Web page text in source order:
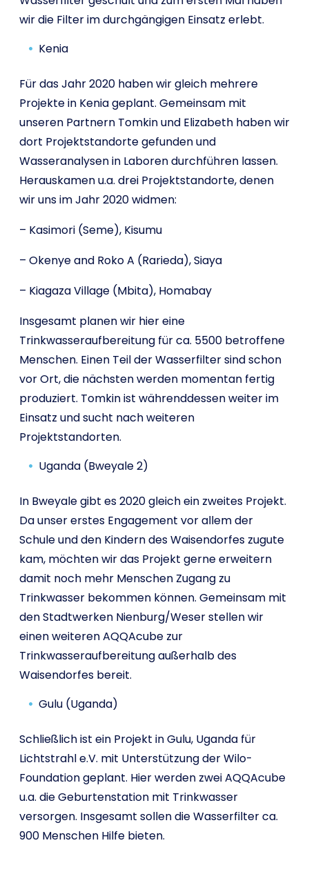
wir die Filter im durchgängigen Einsatz erlebt.
Kenia
Für das Jahr 2020 haben wir gleich mehrere
Projekte in Kenia geplant. Gemeinsam mit
unseren Partnern Tomkin und Elizabeth haben wir
dort Projektstandorte gefunden und
Wasseranalysen in Laboren durchführen lassen.
Herauskamen u.a. drei Projektstandorte, denen
wir uns im Jahr 2020 widmen:
– Kasimori (Seme), Kisumu
– Okenye and Roko A (Rarieda), Siaya
– Kiagaza Village (Mbita), Homabay
Insgesamt planen wir hier eine
Trinkwasseraufbereitung für ca. 5500 betroffene
Menschen. Einen Teil der Wasserfilter sind schon
vor Ort, die nächsten werden momentan fertig
produziert. Tomkin ist währenddessen weiter im
Einsatz und sucht nach weiteren
Projektstandorten.
Uganda (Bweyale 2)
In Bweyale gibt es 2020 gleich ein zweites Projekt.
Da unser erstes Engagement vor allem der
Schule und den Kindern des Waisendorfes zugute
kam, möchten wir das Projekt gerne erweitern
damit noch mehr Menschen Zugang zu
Trinkwasser bekommen können. Gemeinsam mit
den Stadtwerken Nienburg/Weser stellen wir
einen weiteren AQQAcube zur
Trinkwasseraufbereitung außerhalb des
Waisendorfes bereit.
Gulu (Uganda)
Schließlich ist ein Projekt in Gulu, Uganda für
Lichtstrahl e.V. mit Unterstützung der Wilo-
Foundation geplant. Hier werden zwei AQQAcube
u.a. die Geburtenstation mit Trinkwasser
versorgen. Insgesamt sollen die Wasserfilter ca.
900 Menschen Hilfe bieten.